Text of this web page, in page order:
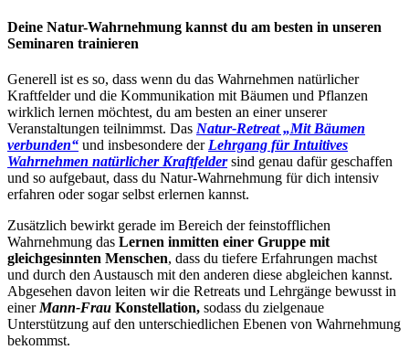
Deine Natur-Wahrnehmung kannst du am besten in unseren
Seminaren trainieren
Generell ist es so, dass wenn du das Wahrnehmen natürlicher
Kraftfelder und die Kommunikation mit Bäumen und Pflanzen
wirklich lernen möchtest, du am besten an einer unserer
Veranstaltungen teilnimmst. Das Natur-Retreat „Mit Bäumen
verbunden“ und insbesondere der Lehrgang für Intuitives
Wahrnehmen natürlicher Kraftfeldersind genau dafür geschaffen
und so aufgebaut, dass du Natur-Wahrnehmung für dich intensiv
erfahren oder sogar selbst erlernen kannst.
Zusätzlich bewirkt gerade im Bereich der feinstofflichen
Wahrnehmung das Lernen inmitten einer Gruppe mit
gleichgesinnten Menschen, dass du tiefere Erfahrungen machst
und durch den Austausch mit den anderen diese abgleichen kannst.
Abgesehen davon leiten wir die Retreats und Lehrgänge bewusst in
einer Mann-Frau Konstellation, sodass du zielgenaue
Unterstützung auf den unterschiedlichen Ebenen von Wahrnehmung
bekommst.